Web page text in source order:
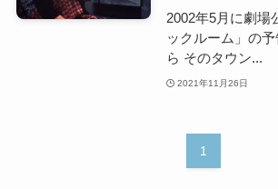
2002年5月に劇場
ックルーム」の
ら そのタウン...
2021年11月26日
1